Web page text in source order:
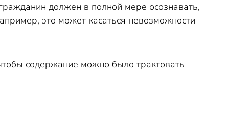
должен в полной мере осознавать,
это может касаться невозможности
содержание можно было трактовать